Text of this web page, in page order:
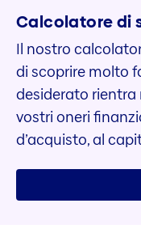
Calcolatore di
Il nostro
di scoprire molto
desiderato rientra
vostri oneri
d’acquisto, al